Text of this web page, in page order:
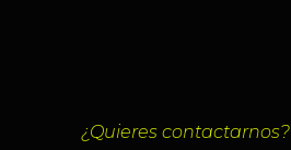
¿Quieres contactarnos?